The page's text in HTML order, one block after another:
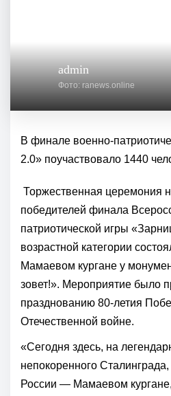
admin
Фото: ranews.online
В финале военно-
2.0» поучаствовало 1440
Торжественная церемония
победителей финала
патриотической игры
возрастной категории
Мамаевом кургане у
зовет!». Мероприятие было
празднованию 80-летия
Отечественной войне.
«Сегодня здесь, на
непокоренного
России — Мамаевом